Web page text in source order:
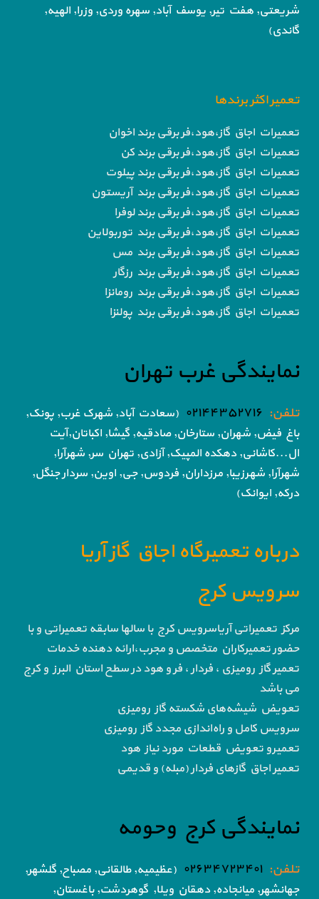
شریعتی, هفت تیر, یوسف آباد, سهره وردی, وزرا, الهیه,
گاندی)
تعمیر اکثر برندها
تعمیرات اجاق گاز،هود،فر برقی برند اخوان
تعمیرات اجاق گاز،هود،فر برقی برند کن
تعمیرات اجاق گاز،هود،فر برقی برند پیلوت
تعمیرات اجاق گاز،هود،فر برقی برند آریستون
تعمیرات اجاق گاز،هود،فر برقی برند لوفرا
تعمیرات اجاق گاز،هود،فر برقی برند توربولاین
تعمیرات اجاق گاز،هود،فر برقی برند مس
تعمیرات اجاق گاز،هود،فر برقی برند رزگار
تعمیرات اجاق گاز،هود،فر برقی برند رومانزا
تعمیرات اجاق گاز،هود،فر برقی برند پولنزا
نمایندگی غرب تهران
تلفن: ۰۲۱۴۴۳۵۲۷۱۶ (سعادت آباد, شهرک غرب, پونک,
باغ فیض, شهران, ستارخان, صادقیه, گیشا, اکباتان,آیت
ال...کاشانی, دهکده المپیک, آزادی, تهران سر, شهرآرا,
شهرآرا, شهرزیبا, مرزداران, فردوس, جی, اوین, سردار جنگل,
درکه, ایوانک)
درباره تعمیرگاه اجاق گاز آریا
سرویس کرج
مرکز تعمیراتی آریاسرویس کرج با سالها سابقه تعمیراتی و با
حضور تعمیرکاران متخصص و مجرب،ارائه دهنده خدمات
تعمیر گاز رومیزی ، فردار ، فر و هود در سطح استان البرز و کرج
می باشد
تعویض شیشه‌های شکسته گاز رومیزی
سرویس کامل و راه‌اندازی مجدد گاز رومیزی
تعمیرو تعویض قطعات مورد نیاز هود
تعمیر اجاق گاز‌های فردار (مبله) و قدیمی
نمایندگی کرج وحومه
تلفن: ۰۲۶۳۴۷۲۳۴۰۱
(عظیمیه, طالقانی, مصباح, گلشهر,
جهانشهر, میانجاده, دهقان ویلا, گوهردشت, باغستان,